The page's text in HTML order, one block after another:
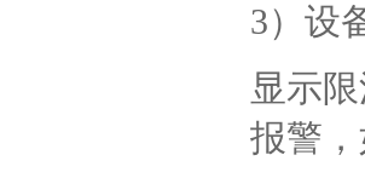
3）设
显示
报警